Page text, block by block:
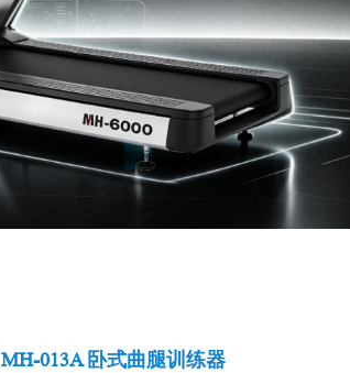
MH-013A 卧式曲腿训练器